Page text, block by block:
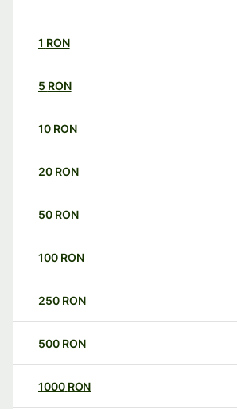
1 RON
5 RON
10 RON
20 RON
50 RON
100 RON
250 RON
500 RON
1000 RON